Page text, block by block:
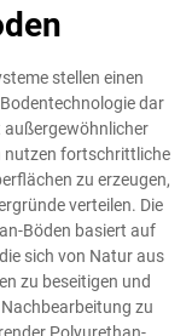
stellen einen
dar
außergewöhnlicher
nutzen fortschrittliche
zu erzeugen,
verteilen. Die
Böden basiert auf
sich von Natur aus
zu beseitigen und
zu